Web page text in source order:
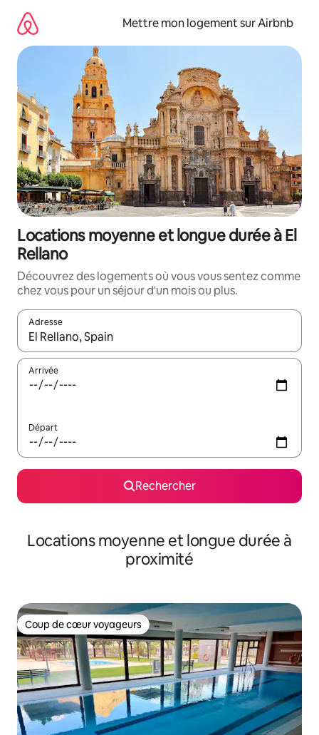
directement
contenu
Mettre mon logement sur Airbnb
Locations moyenne et longue durée à El
Rellano
Découvrez des logements où vous vous sentez comme
chez vous pour un séjour d'un mois ou plus.
Adresse
Lorsque les résultats s'affichent, utilisez les flèches vers le
Arrivée
Départ
Rechercher
Locations moyenne et longue durée à
proximité
Coup de cœur voyageurs
Coup de cœur voyageurs